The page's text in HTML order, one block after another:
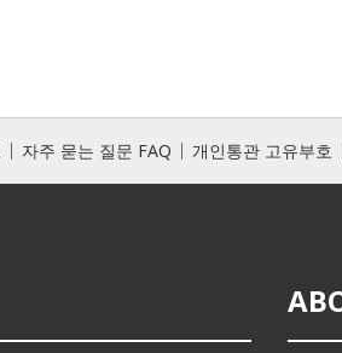
자주 묻는 질문 FAQ 개인통관 고유부호